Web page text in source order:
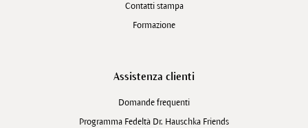
Contatti stampa
Formazione
Assistenza clienti
Domande frequenti
Programma Fedeltà Dr. Hauschka Friends